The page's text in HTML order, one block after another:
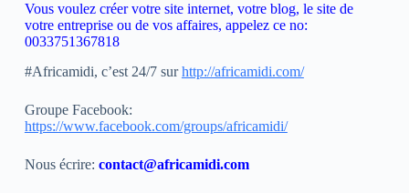
Vous voulez créer votre site internet, votre blog, le site de
votre entreprise ou de vos affaires, appelez ce no:
0033751367818
#Africamidi, c’est 24/7 surhttp://africamidi.com/
Groupe Facebook:
https://www.facebook.com/groups/africamidi/
Nous écrire: contact@africamidi.com